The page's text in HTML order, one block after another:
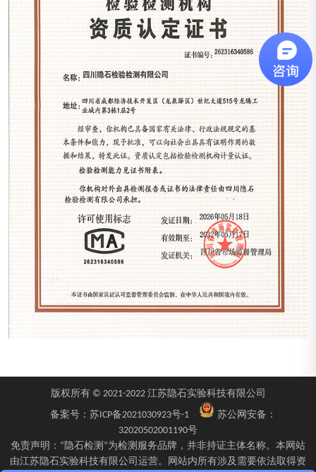
版权所有 © 2021-2022 江苏隐石实验科技有限公司
备案号： 苏ICP备2021030923号-1
苏公网安备：
32020502001190号
免责声明：“隐石检测”为检测服务品牌，并非持证主体名称。本网站
由江苏隐石实验科技有限公司运营。网站内所有涉及需要依法取得资